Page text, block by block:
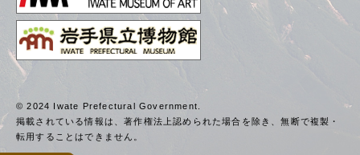
© 2024 Iwate Prefectural Government.
掲載されている情報は、著作権法上認められた場合を除き、無断で複製・
転用することはできません。